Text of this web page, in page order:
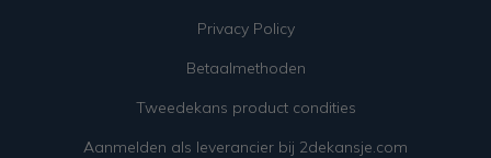
Privacy Policy
Betaalmethoden
Tweedekans product condities
Aanmelden als leverancier bij 2dekansje.com